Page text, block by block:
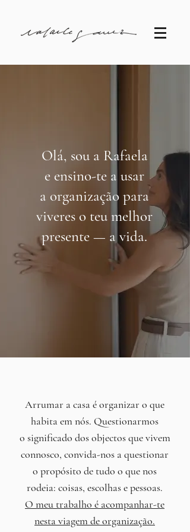
Olá, sou a Rafaela
e ensino-te a usar
a organização para
viveres o teu melhor
presente — a vida.
Arrumar a casa é organizar o que
habita em nós. Questionarmos
o significado dos objectos que vivem
connosco, convida-nos a questionar
o propósito de tudo o que nos
rodeia: coisas, escolhas e pessoas.
O meu trabalho é acompanhar-te
nestaviagem de organização.